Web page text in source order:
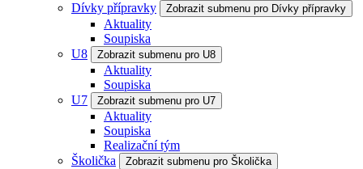
Dívky přípravky
Zobrazit submenu pro Dívky přípravky
Aktuality
Soupiska
U8
Zobrazit submenu pro U8
Aktuality
Soupiska
U7
Zobrazit submenu pro U7
Aktuality
Soupiska
Realizační tým
Školička
Zobrazit submenu pro Školička